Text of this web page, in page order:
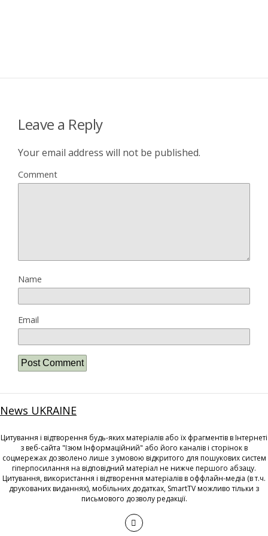
Leave a Reply
Your email address will not be published.
Comment
Name
Email
News UKRAINE
Цитування і відтворення будь-яких матеріалів або їх фрагментів в Інтернеті
з веб-сайта "Ізюм Інформаційний" або його каналів і сторінок в
соцмережах дозволено лише з умовою відкритого для пошукових систем
гіперпосилання на відповідний матеріал не нижче першого абзацу.
Цитування, використання і відтворення матеріалів в оффлайн-медіа (в т.ч.
друкованих виданнях), мобільних додатках, SmartTV можливо тільки з
письмового дозволу редакції.